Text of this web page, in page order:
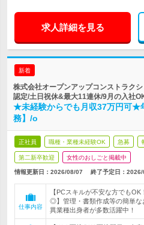
求人詳細を見る
新着
株式会社オープンアップコンストラク
認定/土日祝休&最大11連休/9月の入社
★未経験からでも月収37万円可★
務】/o
正社員 職種・業種未経験OK 急募
第二新卒歓迎 女性のおしごと掲載中
情報更新日：2026/08/07 終了予定日： 2026/
仕事内容
【PCスキルが不安な方でも
◎】管理・書類作成等の簡単
異業種出身者が多数活躍中！